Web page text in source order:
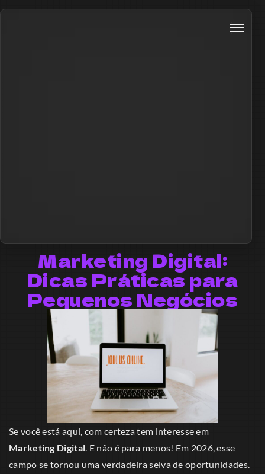
Marketing Digital:
Dicas Práticas para
Pequenos Negócios
Se você está aqui, com certeza tem interesse em
Marketing Digital . E não é para menos! Em 2026, esse
campo se tornou uma verdadeira selva de oportunidades.